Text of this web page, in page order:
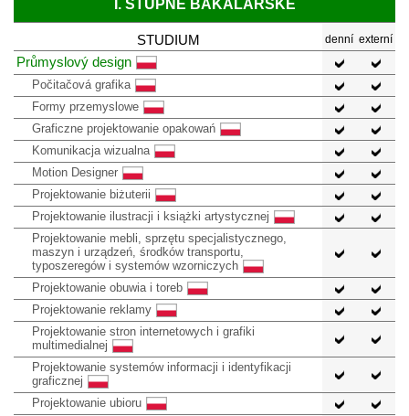
I. STUPNĚ BAKALÁŘSKÉ
STUDIUM denní externí
Průmyslový design
Počitačová grafika
Formy przemyslowe
Graficzne projektowanie opakowań
Komunikacja wizualna
Motion Designer
Projektowanie biżuterii
Projektowanie ilustracji i książki artystycznej
Projektowanie mebli, sprzętu specjalistycznego,
maszyn i urządzeń, środków transportu,
typoszeregów i systemów wzorniczych
Projektowanie obuwia i toreb
Projektowanie reklamy
Projektowanie stron internetowych i grafiki
multimedialnej
Projektowanie systemów informacji i identyfikacji
graficznej
Projektowanie ubioru